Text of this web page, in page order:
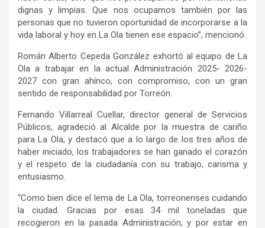
dignas y limpias. Que nos ocupamos también por las
personas queno tuvieron oportunidad de incorporarse a la
vida laboral y hoy en La Ola tienen ese espacio”, mencionó.
Román Alberto Cepeda González exhortó al equipo de La
Ola a trabajar en la actual Administración 2025- 2026-
2027 con gran ahínco, con compromiso, con un gran
sentido de responsabilidad por Torreón.
Fernando Villarreal Cuellar, director general de Servicios
Públicos, agradeció al Alcalde por la muestra de cariño
para La Ola, y destacó que a lo largo de los tres años de
haber iniciado, los trabajadores se han ganado el corazón
y el respeto de la ciudadanía con su trabajo, carismay
entusiasmo.
“Como bien dice el lemade La Ola, torreonenses cuidando
la ciudad. Gracias por esas 34 mil toneladas que
recogieron en la pasada Administración,y por estar en